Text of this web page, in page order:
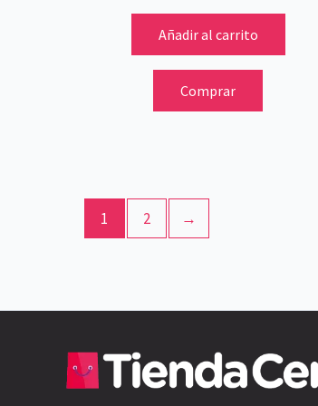
Añadir al carrito
Comprar
1 2 →